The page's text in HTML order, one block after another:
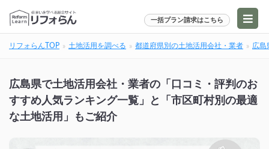
一括プラン請求はこちら
リフォらんTOP 土地活用を調べる 都道府県別の土地活用会社・業者 広島
広島県で土地活用会社・業者の「口コミ・評判のお
すすめ人気ランキング一覧」と「市区町村別の最適
な土地活用」もご紹介